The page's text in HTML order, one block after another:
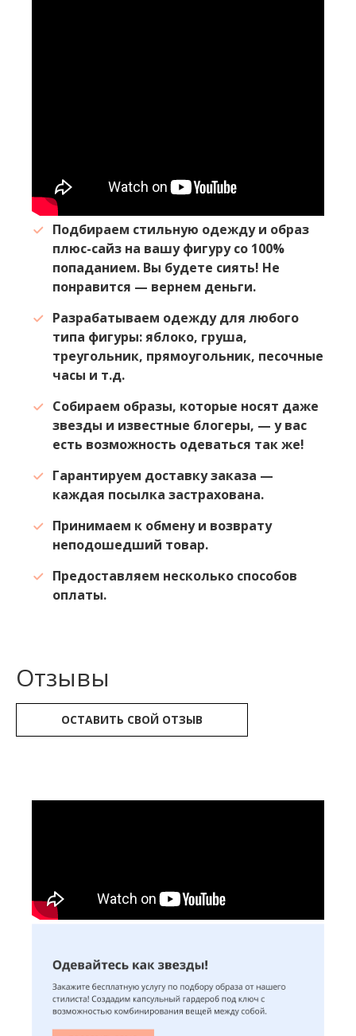
Подбираем стильную одежду и образ
плюс-сайз на вашу фигуру со 100%
попаданием. Вы будете сиять! Не
понравится — вернем деньги.
Разрабатываем одежду для любого
типа фигуры: яблоко, груша,
треугольник, прямоугольник, песочные
часы и т.д.
Собираем образы, которые носят даже
звезды и известные блогеры, — у вас
есть возможность одеваться так же!
Гарантируем доставку заказа —
каждая посылка застрахована.
Принимаем к обмену и возврату
неподошедший товар.
Предоставляем несколько способов
оплаты.
Отзывы
ОСТАВИТЬ СВОЙ ОТЗЫВ